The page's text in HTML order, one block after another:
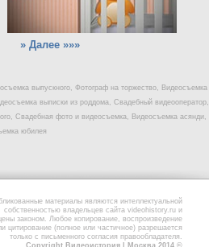
» Далее »»»
выпускного, Фотограф на торжество, Видеосъемка
выписки из роддома, Свадебный видеооператор,
Свадебная фото и видеосъемка, Видеосъемка асянди,
юбилея
материалы являются интеллектуальной
собственностью владельцев сайта videohistory.ru и
законом. Любое копирование, воспроизведение
цитирование (полное или частичное) разрешается
только с письменного согласия правообладателя.
Copyright Видеоистория | Москва 2014 ©